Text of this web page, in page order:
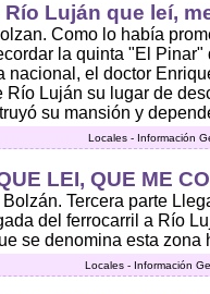
Río Luján que leí,
Como lo había
la quinta "El
nacional, el doctor
Río Luján su lugar de
su mansión y
Locales - Información
LEI, QUE ME
Tercera parte
del ferrocarril a Río
se denomina esta zona
Locales - Información